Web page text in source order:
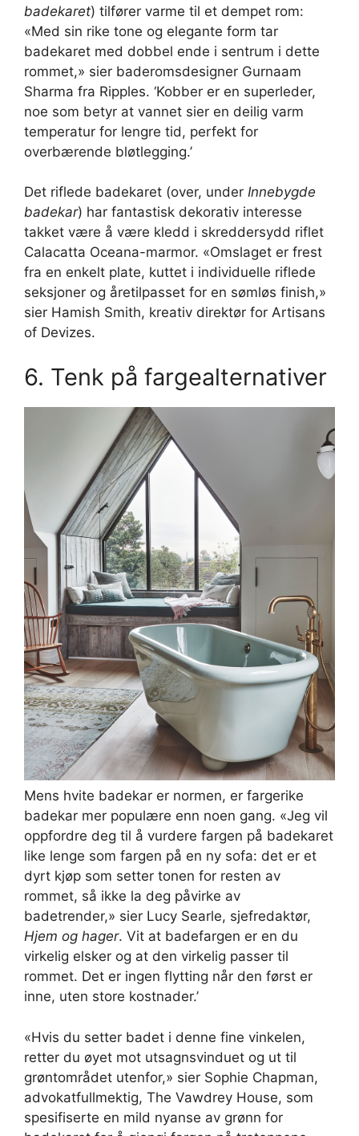
badekaret) tilfører varme til et dempet rom:
«Med sin rike tone og elegante form tar
badekaret med dobbel ende i sentrum i dette
rommet,» sier baderomsdesigner Gurnaam
Sharma fra Ripples. ‘Kobber er en superleder,
noe som betyr at vannet sier en deilig varm
temperatur for lengre tid, perfekt for
overbærende bløtlegging.’
Det riflede badekaret (over, under Innebygde
badekar) har fantastisk dekorativ interesse
takket være å være kledd i skreddersydd riflet
Calacatta Oceana-marmor. «Omslaget er frest
fra en enkelt plate, kuttet i individuelle riflede
seksjoner og åretilpasset for en sømløs finish,»
sier Hamish Smith, kreativ direktør for Artisans
of Devizes.
6. Tenk på fargealternativer
Mens hvite badekar er normen, er fargerike
badekar mer populære enn noen gang. «Jeg vil
oppfordre deg til å vurdere fargen på badekaret
like lenge som fargen på en ny sofa: det er et
dyrt kjøp som setter tonen for resten av
rommet, så ikke la deg påvirke av
badetrender,» sier Lucy Searle, sjefredaktør,
Hjem og hager. Vit at badefargen er en du
virkelig elsker og at den virkelig passer til
rommet. Det er ingen flytting når den først er
inne, uten store kostnader.’
«Hvis du setter badet i denne fine vinkelen,
retter du øyet mot utsagnsvinduet og ut til
grøntområdet utenfor,» sier Sophie Chapman,
advokatfullmektig, The Vawdrey House, som
spesifiserte en mild nyanse av grønn for